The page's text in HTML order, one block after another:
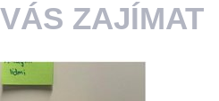
ZAJÍMAT